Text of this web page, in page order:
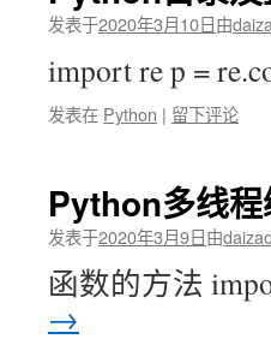
发表于2020年3月10日由
import re p =
发表在 Python | 留下评论
Python多线
发表于2020年3月9日由
函数的方法
→